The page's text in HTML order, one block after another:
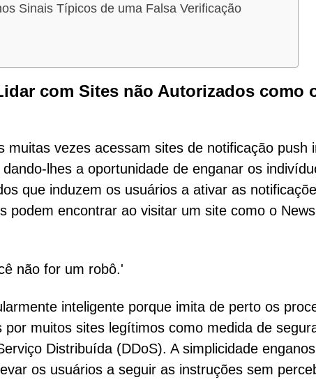
Sinais Típicos de uma Falsa Verificação
com Sites não Autorizados como
muitas vezes acessam sites de notificação push
lhes a oportunidade de enganar os
que induzem os usuários a ativar as
podem encontrar ao visitar um site como o
não for um robô.'
inteligente porque imita de perto os
por muitos sites legítimos como medida de
Distribuída (DDoS). A simplicidade
os usuários a seguir as instruções sem